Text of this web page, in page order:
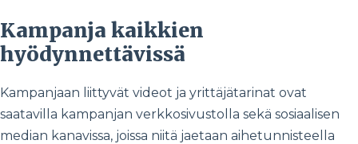
Kampanja kaikkien
hyödynnettävissä
Kampanjaan liittyvät videot ja yrittäjätarinat ovat
saatavilla kampanjan verkkosivustolla sekä sosiaalisen
median kanavissa, joissa niitä jaetaan aihetunnisteella